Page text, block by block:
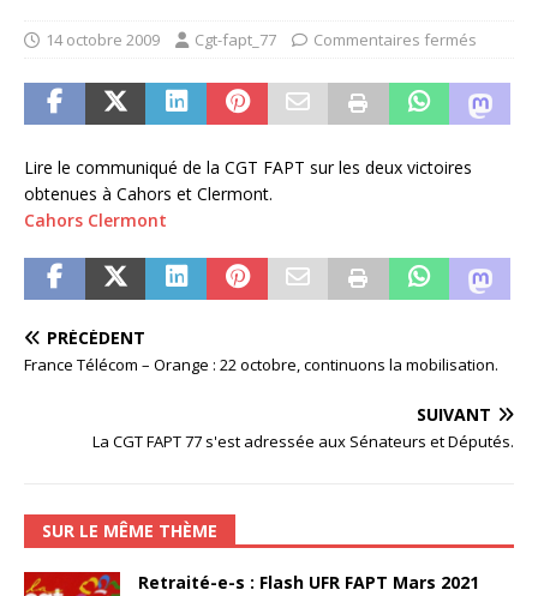
14 octobre 2009 Cgt-fapt_77 Commentaires fermés
Lire le communiqué de la CGT FAPT sur les deux victoires
obtenues à Cahors et Clermont.
Cahors Clermont
PRÉCÉDENT
France Télécom – Orange : 22 octobre, continuons la mobilisation.
SUIVANT
La CGT FAPT 77 s'est adressée aux Sénateurs et Députés.
SUR LE MÊME THÈME
Retraité-e-s : Flash UFR FAPT Mars 2021